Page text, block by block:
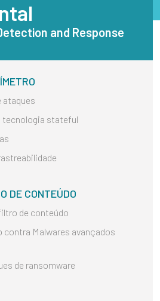
and Response
ataques
tecnologia stateful
DE CONTEÚDO
de conteúdo
Malwares avançados
de ransomware